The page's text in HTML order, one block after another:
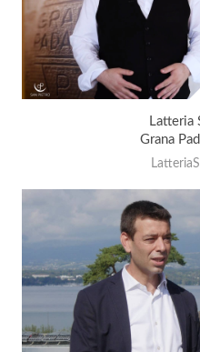
Latteria
Grana